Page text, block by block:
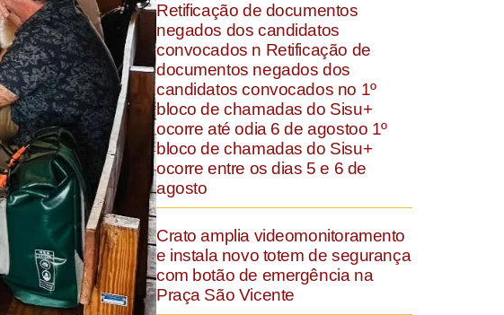
Retificação de documentos
negados dos candidatos
convocados n Retificação de
documentos negados dos
candidatos convocados no 1º
bloco de chamadas do Sisu+
ocorre até odia 6 de agostoo 1º
bloco de chamadas do Sisu+
ocorre entre os dias 5 e 6 de
agosto
Crato amplia videomonitoramento
e instala novo totem de segurança
com botão de emergência na
Praça São Vicente